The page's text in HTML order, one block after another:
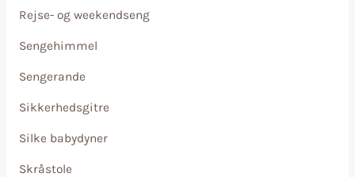
Rejse- og weekendseng
Sengehimmel
Sengerande
Sikkerhedsgitre
Silke babydyner
Skråstole